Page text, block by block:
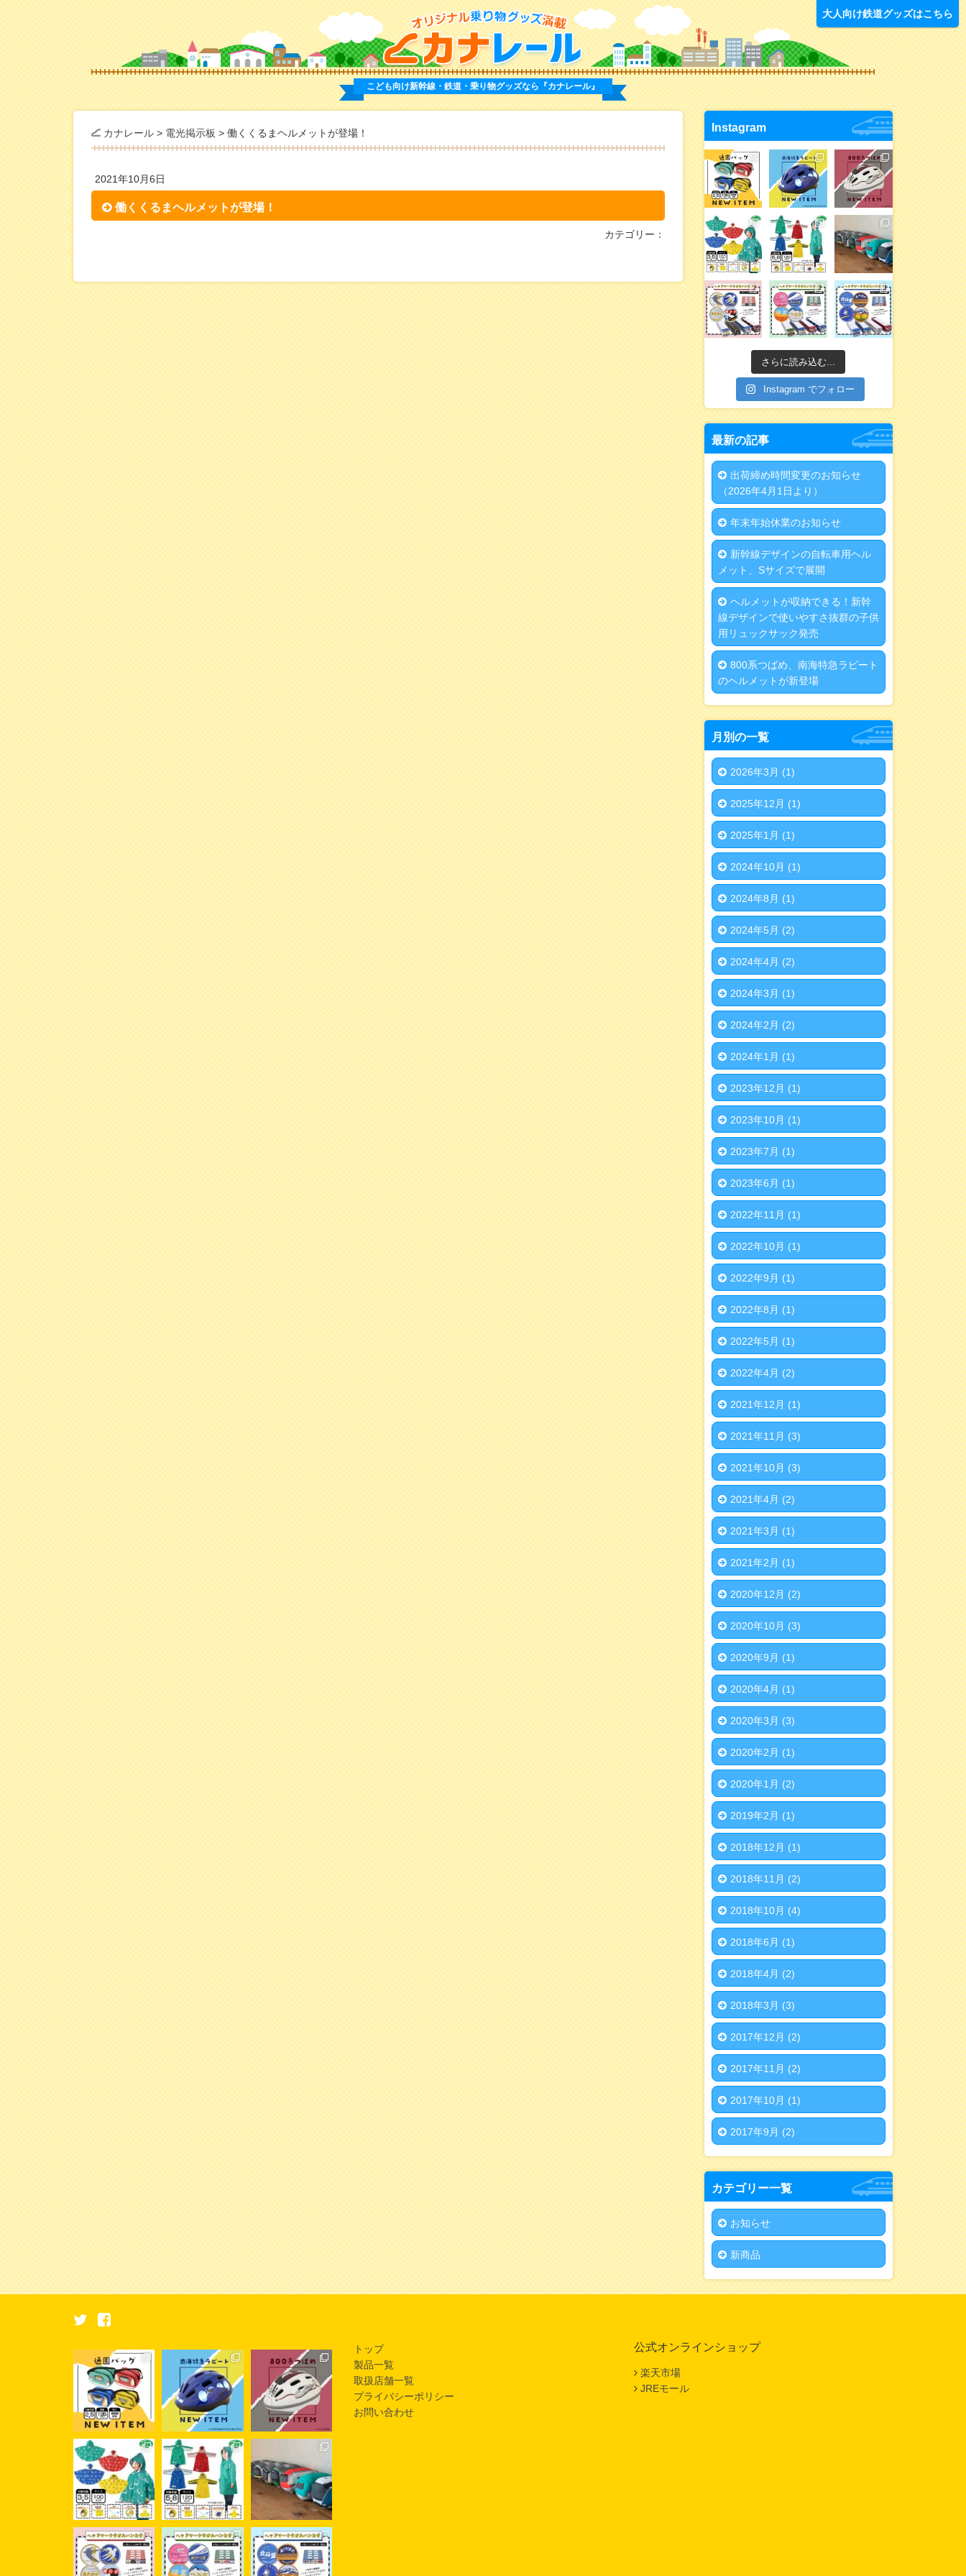
大人向け鉄道グッズはこちら
オリジナルグ
こども向け新幹線・鉄道・乗り物グッズなら 『カナレール』
カナレール > 電光掲示板 > 働くくるまヘルメットが登場！
2021年10月6日
働くくるまヘルメットが登場！
カテゴリー：
Instagram
さらに読み込む...
Instagram でフォロー
最新の記事
出荷締め時間変更のお知らせ
（2026年4月1日より）
年末年始休業のお知らせ
新幹線デザインの自転車用ヘル
メット、Sサイズで展開
ヘルメットが収納できる！新幹
線デザインで使いやすさ抜群の子供
用リュックサック発売
800系つばめ、南海特急ラピート
のヘルメットが新登場
月別の一覧
2026年3月 (1)
2025年12月 (1)
2025年1月 (1)
2024年10月 (1)
2024年8月 (1)
2024年5月 (2)
2024年4月 (2)
2024年3月 (1)
2024年2月 (2)
2024年1月 (1)
2023年12月 (1)
2023年10月 (1)
2023年7月 (1)
2023年6月 (1)
2022年11月 (1)
2022年10月 (1)
2022年9月 (1)
2022年8月 (1)
2022年5月 (1)
2022年4月 (2)
2021年12月 (1)
2021年11月 (3)
2021年10月 (3)
2021年4月 (2)
2021年3月 (1)
2021年2月 (1)
2020年12月 (2)
2020年10月 (3)
2020年9月 (1)
2020年4月 (1)
2020年3月 (3)
2020年2月 (1)
2020年1月 (2)
2019年2月 (1)
2018年12月 (1)
2018年11月 (2)
2018年10月 (4)
2018年6月 (1)
2018年4月 (2)
2018年3月 (3)
2017年12月 (2)
2017年11月 (2)
2017年10月 (1)
2017年9月 (2)
カテゴリー一覧
お知らせ
新商品
トップ
製品一覧
取扱店舗一覧
プライバシーポリシー
お問い合わせ
公式オンラインショップ
楽天市場
JREモール